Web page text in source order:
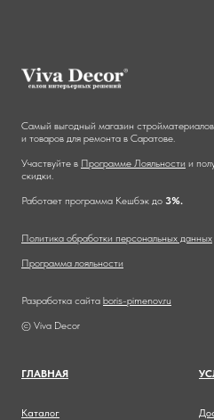
Самый выгодный магазин стройматериалов
и товаров для ремонта в Саратове.
Участвуйте в Программе Лояльности и
скидки.
Работает программа Кешбэк до 3%.
Политика обработки персональных данных
Программа лояльности
Разработка сайта boris-pimenov.ru
© Viva Decor
ГЛАВНАЯ
Каталог